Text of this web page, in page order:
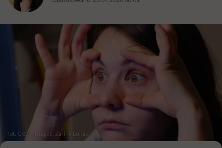
fot. Getty Images, Zarina Lukash